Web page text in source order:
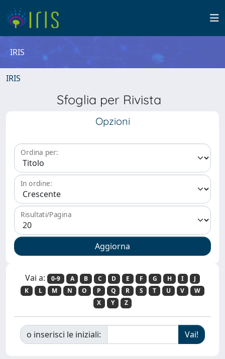
IRIS
IRIS
Sfoglia per Rivista
Opzioni
Ordina per:
In ordine:
Risultati/Pagina
Vai a: 0-9 A B C D E F G H I
J
K
L M N O P Q R S T U V
W
X
Y Z
o inserisci le iniziali: